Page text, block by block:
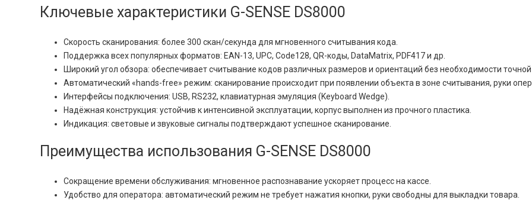
Ключевые характеристики G-SENSE DS8000
Скорость сканирования: более 300 скан/секунда для мгновенного считывания кода.
Поддержка всех популярных форматов: EAN-13, UPC, Code128, QR-коды, DataMatrix, PDF417 и др.
Широкий угол обзора: обеспечивает считывание кодов различных размеров и ориентаций без необходимости
Автоматический «hands-free» режим: сканирование происходит при появлении объекта в зоне считывания, руки
Интерфейсы подключения: USB, RS232, клавиатурная эмуляция (Keyboard Wedge).
Надёжная конструкция: устойчив к интенсивной эксплуатации, корпус выполнен из прочного пластика.
Индикация: световые и звуковые сигналы подтверждают успешное сканирование.
Преимущества использования G-SENSE DS8000
Сокращение времени обслуживания: мгновенное распознавание ускоряет процесс на кассе.
Удобство для оператора: автоматический режим не требует нажатия кнопки, руки свободны для выкладки товара.